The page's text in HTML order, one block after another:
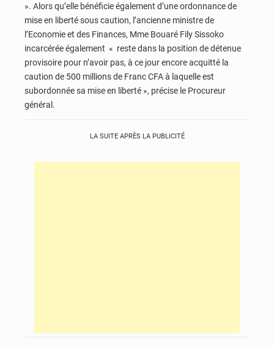
». Alors qu’elle bénéficie également d’une ordonnance de
mise en liberté sous caution, l’ancienne ministre de
l’Economie et des Finances, Mme Bouaré Fily Sissoko
incarcérée également « reste dans la position de détenue
provisoire pour n’avoir pas, à ce jour encore acquitté la
caution de 500 millions de Franc CFA à laquelle est
subordonnée sa mise en liberté », précise le Procureur
général.
LA SUITE APRÈS LA PUBLICITÉ